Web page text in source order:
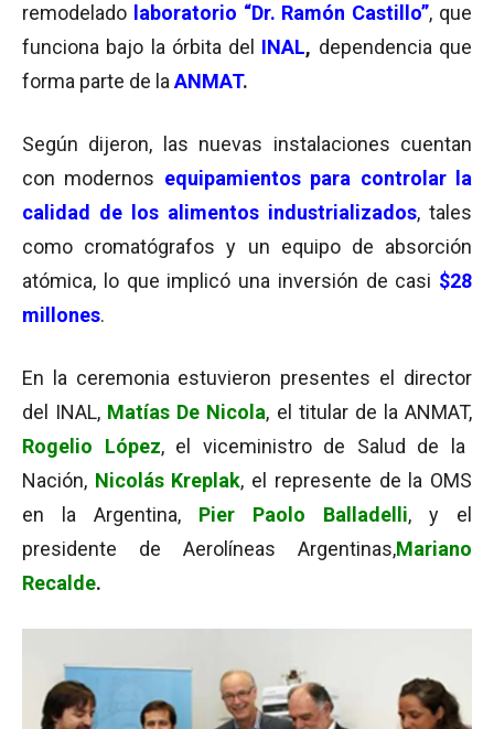
remodelado laboratorio “Dr. Ramón Castillo”, que
funciona bajo la órbita del INAL, dependencia que
forma parte de la ANMAT.
Según dijeron, las nuevas instalaciones cuentan
con modernos equipamientos para controlar la
calidad de los alimentos industrializados, tales
como cromatógrafos y un equipo de absorción
atómica, lo que implicó una inversión de casi $28
millones.
En la ceremonia estuvieron presentes el director
del INAL, Matías De Nicola, el titular de la ANMAT,
Rogelio López, el viceministro de Salud de la
Nación, Nicolás Kreplak, el represente de la OMS
en la Argentina, Pier Paolo Balladelli, y el
presidente de Aerolíneas Argentinas,Mariano
Recalde.